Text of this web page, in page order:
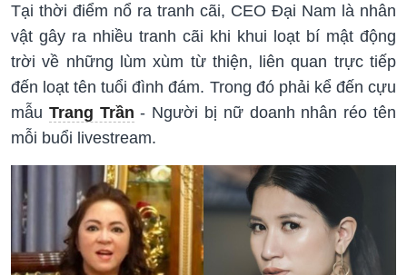
Tại thời điểm nổ ra tranh cãi, CEO Đại Nam là nhân
vật gây ra nhiều tranh cãi khi khui loạt bí mật động
trời về những lùm xùm từ thiện, liên quan trực tiếp
đến loạt tên tuổi đình đám. Trong đó phải kể đến cựu
mẫu Trang Trần - Người bị nữ doanh nhân réo tên
mỗi buổi livestream.